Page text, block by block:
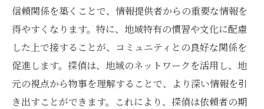
信頼関係を築くことで、情報提供者からの重要な情報を
得やすくなります。特に、地域特有の慣習や文化に配慮
した上で接することが、コミュニティとの良好な関係を
促進します。探偵は、地域のネットワークを活用し、地
元の視点から物事を理解することで、より深い情報を引
き出すことができます。これにより、探偵は依頼者の期